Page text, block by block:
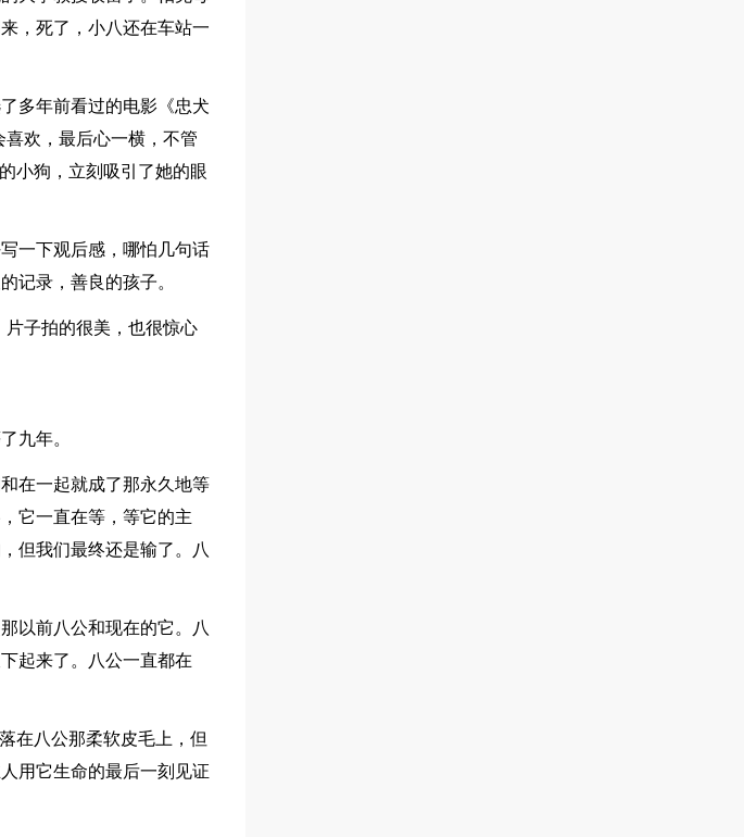
，死了，小八还在车站一
多年前看过的电影《忠犬
欢，最后心一横，不管
小狗，立刻吸引了她的眼
一下观后感，哪怕几句话
记录，善良的孩子。
子拍的很美，也很惊心
九年。
在一起就成了那永久地等
它一直在等，等它的主
但我们最终还是输了。八
以前八公和现在的它。八
起来了。八公一直都在
在八公那柔软皮毛上，但
用它生命的最后一刻见证